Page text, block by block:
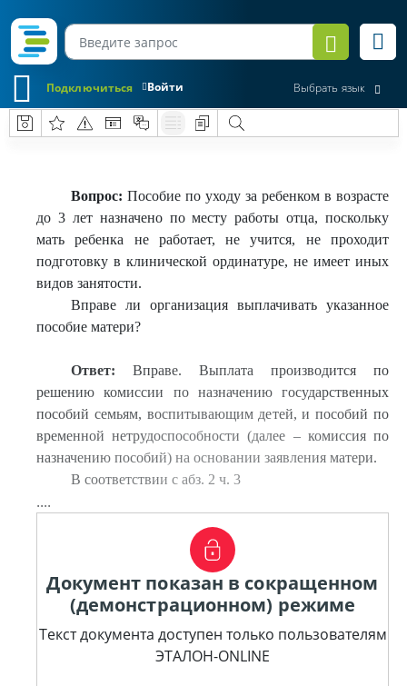
Войти
Подключиться Выбрать язык
Вопрос: Пособие по уходу за ребенком в возрасте
до 3 лет назначено по месту работы отца, поскольку
мать ребенка не работает, не учится, не проходит
подготовку в клинической ординатуре, не имеет иных
видов занятости.
Вправе ли организация выплачивать указанное
пособие матери?
Ответ: Вправе. Выплата производится по
решению комиссии по назначению государственных
пособий семьям, воспитывающим детей, и пособий по
временной нетрудоспособности (далее – комиссия по
назначению пособий) на основании заявления матери.
В соответствии с абз. 2 ч. 3
....
Документ показан в сокращенном
(демонстрационном) режиме
Текст документа доступен только пользователям
ЭТАЛОН-ONLINE